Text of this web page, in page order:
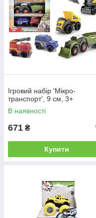
Ігровий набір 'Мікро-
транспорт', 9 см, 3+
В наявності
671 ₴
Купити